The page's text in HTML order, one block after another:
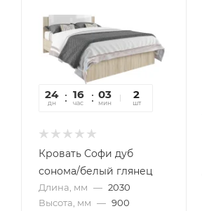
24
дн
16
час
03
мин
29
сек
2
шт
Кровать Софи дуб
сонома/белый глянец
Длина, мм — 2030
Высота, мм — 900